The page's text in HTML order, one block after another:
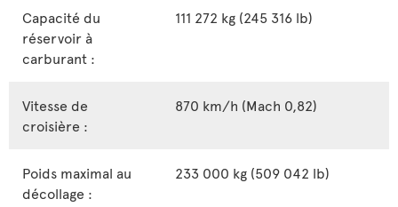
Capacité du
réservoir à
carburant :
111 272 kg (245 316 lb)
Vitesse de
croisière :
870 km/h (Mach 0,82)
Poids maximal au
décollage :
233 000 kg (509 042 lb)